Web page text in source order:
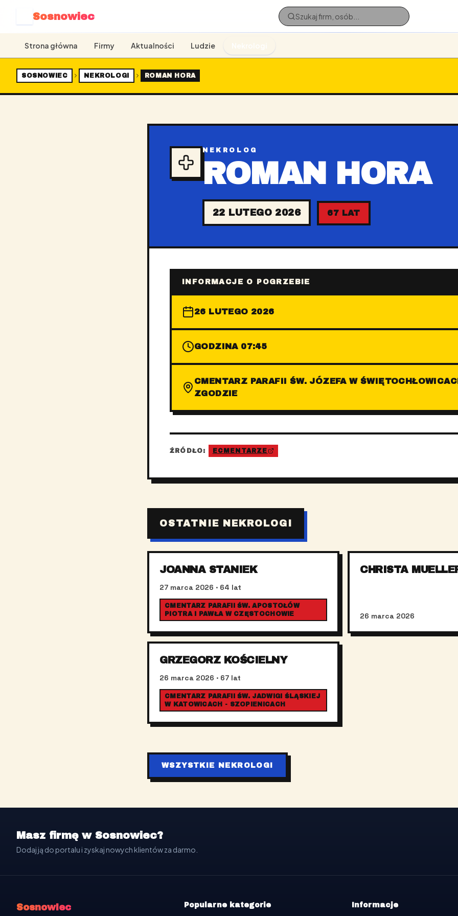
Sosnowiec
Strona główna Firmy Aktualności Ludzie
SOSNOWIEC NEKROLOGI ROMAN HORA
NEKROLOG
ROMAN HORA
22 LUTEGO 2026 67 LAT
INFORMACJE O POGRZEBIE
26 LUTEGO 2026
GODZINA 07:45
CMENTARZ PARAFII ŚW. JÓZEFA W
ZGODZIE
ŹRÓDŁO: ECMENTARZE
OSTATNIE NEKROLOGI
JOANNA STANIEK
27 marca 2026 · 64 lat
CMENTARZ PARAFII ŚW. APOSTOŁÓW
PIOTRA I PAWŁA W CZĘSTOCHOWIE
CHRISTA
26 marca 2026
GRZEGORZ KOŚCIELNY
26 marca 2026 · 67 lat
CMENTARZ PARAFII ŚW. JADWIGI ŚLĄSKIEJ
W KATOWICACH - SZOPIENICACH
WSZYSTKIE NEKROLOGI
Masz firmę w Sosnowiec?
Dodaj ją do portalu i zyskaj nowych klientów za darmo.
Sosnowiec Popularne kategorie Informacje